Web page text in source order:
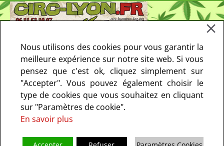
Nous utilisons des cookies pour vous garantir la
meilleure expérience sur notre site web. Si vous
pensez que c'est ok, cliquez simplement sur
"Accepter". Vous pouvez également choisir le
type de cookies que vous souhaitez en cliquant
sur "Paramètres de cookie".
En savoir plus